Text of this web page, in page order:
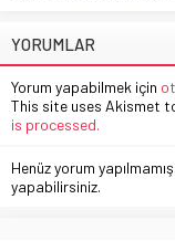
YORUMLAR
Yorum yapabilmek için
This site uses Akismet
is processed.
Henüz yorum
yapabilirsiniz.